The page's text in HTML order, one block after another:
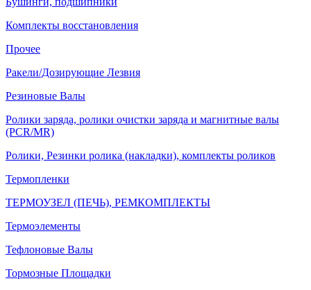
Комплекты восстановления
Прочее
Ракели/Дозирующие Лезвия
Резиновые Валы
Ролики заряда, ролики очистки заряда и магнитные валы
(PCR/MR)
Ролики, Резинки ролика (накладки), комплекты роликов
Термопленки
ТЕРМОУЗЕЛ (ПЕЧЬ), РЕМКОМПЛЕКТЫ
Термоэлементы
Тефлоновые Валы
Тормозные Площадки